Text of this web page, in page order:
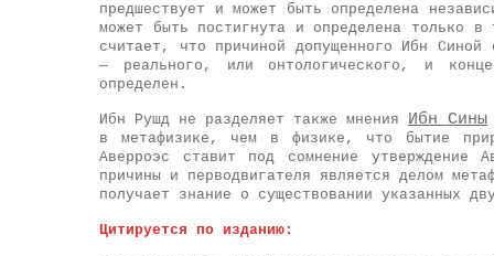
предшествует и может быть определена
может быть постигнута и определена только
считает, что причиной допущенного Ибн
— реального, или онтологического, и
определен.
Ибн Рушд не разделяет также мнения Ибн Сины
в метафизике, чем в физике, что бытие
Аверроэс ставит под сомнение утверждение
причины и перводвигателя является делом
получает знание о существовании указанных
Цитируется по изданию: